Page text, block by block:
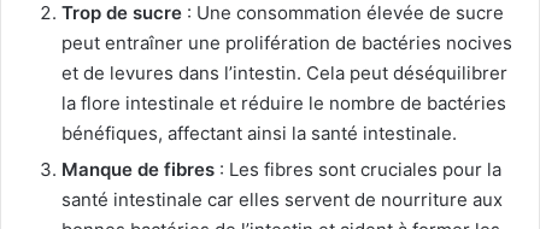
Trop de sucre : Une consommation élevée de sucre
peut entraîner une prolifération de bactéries nocives
et de levures dans l’intestin. Cela peut déséquilibrer
la flore intestinale et réduire le nombre de bactéries
bénéfiques, affectant ainsi la santé intestinale.
Manque de fibres : Les fibres sont cruciales pour la
santé intestinale car elles servent de nourriture aux